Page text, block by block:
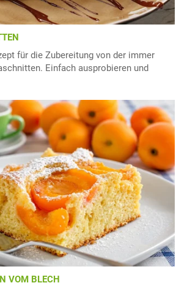
für die Zubereitung von der immer
Einfach ausprobieren und
VOM BLECH